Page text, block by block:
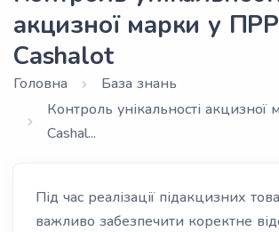
акцизної марки у
Cashalot
Головна
База знань
Контроль унікальності
Cashal...
Під час реалізації підакцизних
важливо забезпечити коректне